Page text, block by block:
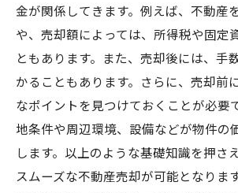
金が関係してきます。例えば、不動産
や、売却額によっては、所得税や固定
ともあります。また、売却後には、手
かることもあります。さらに、売却前
なポイントを見つけておくことが必要
地条件や周辺環境、設備などが物件の
します。以上のような基礎知識を押さ
スムーズな不動産売却が可能となりま